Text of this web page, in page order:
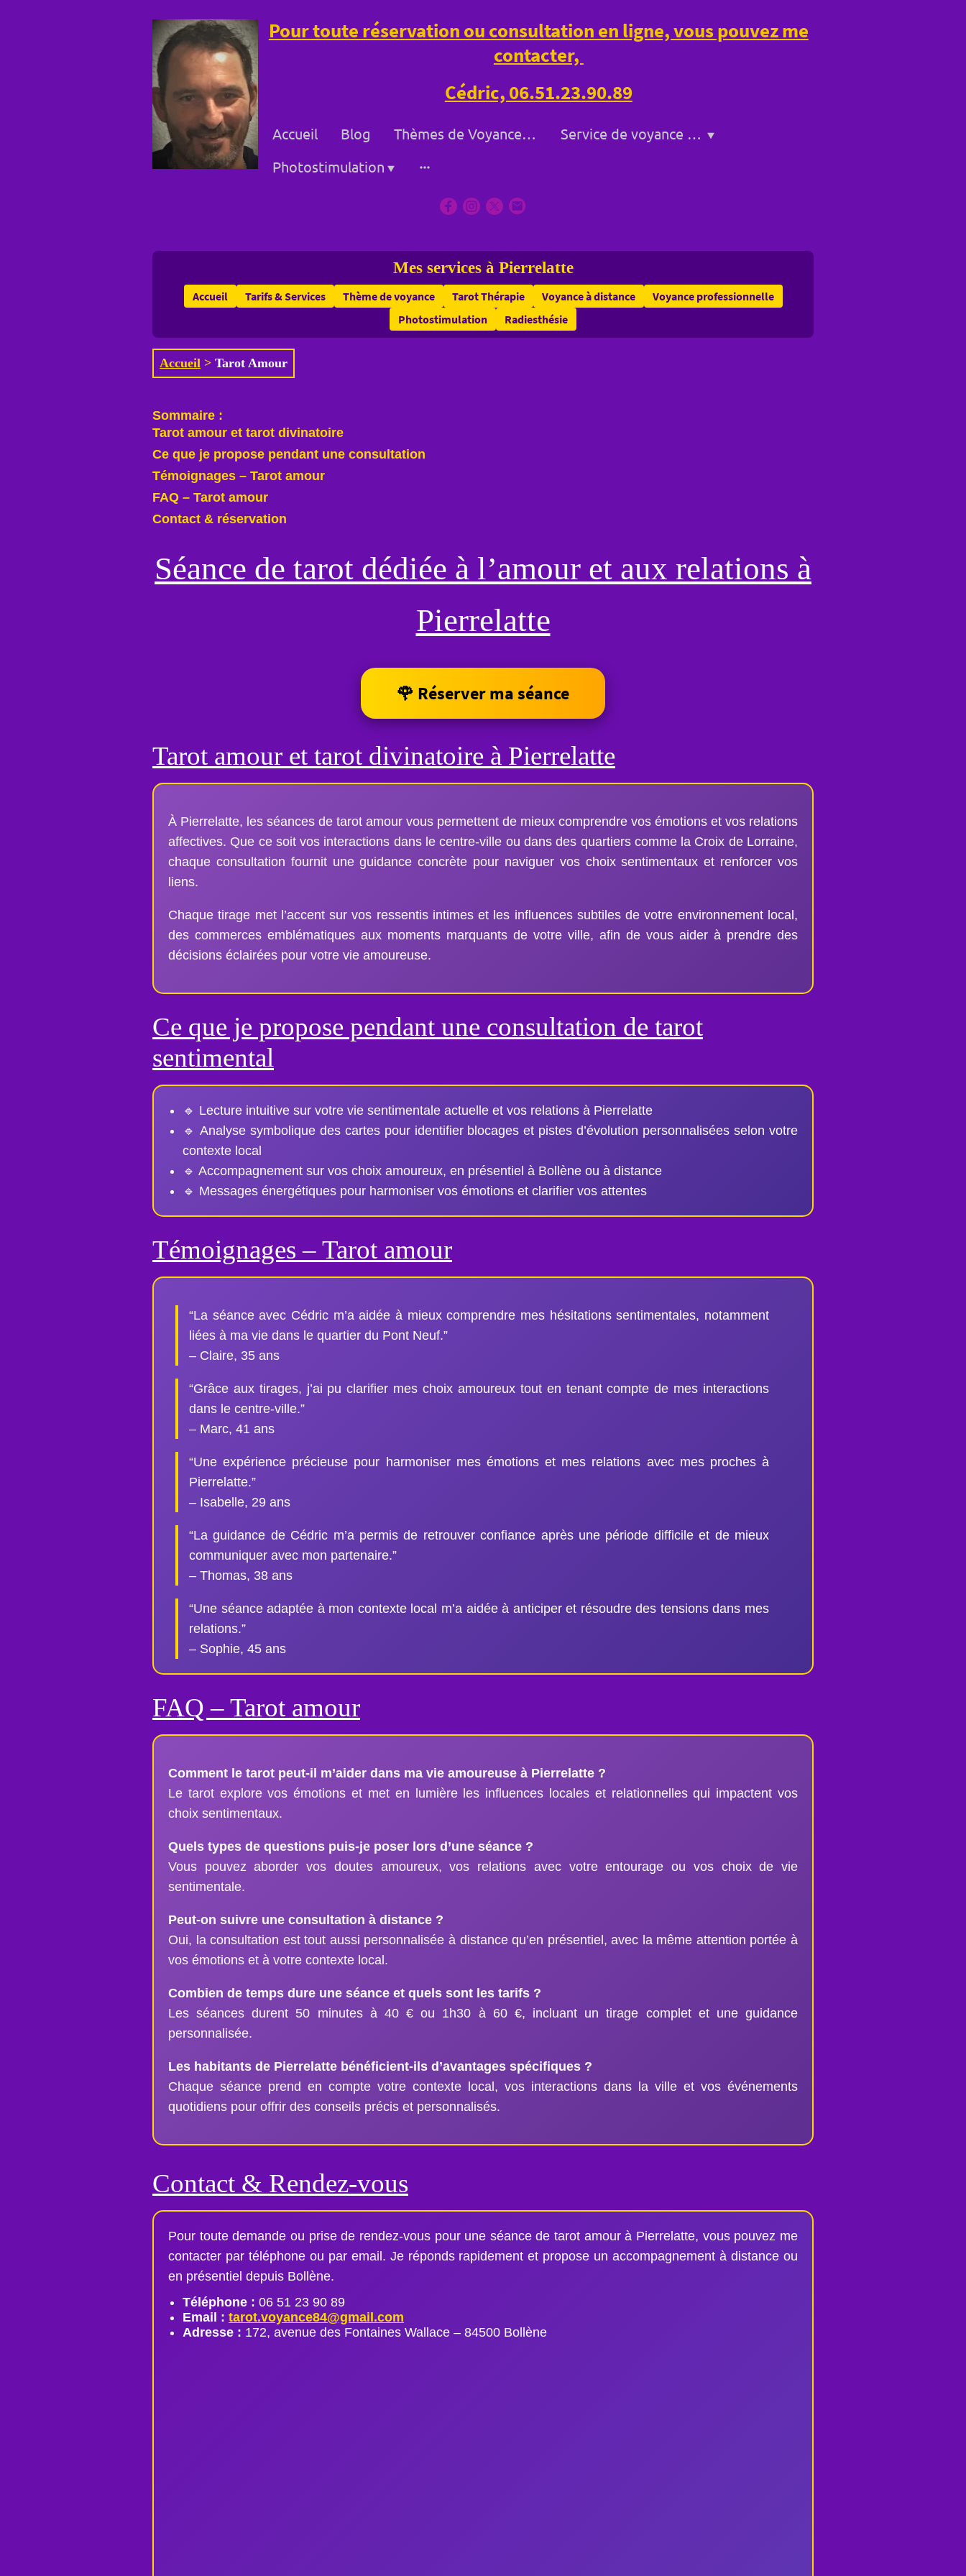
Pour toute réservation ou consultation en ligne, vous pouvez me
contacter,
Cédric, 06.51.23.90.89
Accueil Blog Thèmes de Voyance à Bollène et à Distance
Service de voyance a Bollène
Photostimulation
Mes services à Pierrelatte
Accueil Tarifs & Services Thème de voyance Tarot Thérapie Voyance à distance
Voyance professionnelle
Photostimulation
Radiesthésie
Accueil > Tarot Amour
Sommaire :
Tarot amour et tarot divinatoire
Ce que je propose pendant une consultation
Témoignages – Tarot amour
FAQ – Tarot amour
Contact & réservation
Séance de tarot dédiée à l’amour et aux relations à
Pierrelatte
🌹 Réserver ma séance
Tarot amour et tarot divinatoire à Pierrelatte
À Pierrelatte, les séances de tarot amour vous permettent de mieux comprendre vos émotions et vos relations
affectives. Que ce soit vos interactions dans le centre-ville ou dans des quartiers comme la Croix de Lorraine,
chaque consultation fournit une guidance concrète pour naviguer vos choix sentimentaux et renforcer vos
liens.
Chaque tirage met l’accent sur vos ressentis intimes et les influences subtiles de votre environnement local,
des commerces emblématiques aux moments marquants de votre ville, afin de vous aider à prendre des
décisions éclairées pour votre vie amoureuse.
Ce que je propose pendant une consultation de tarot
sentimental
🔹 Lecture intuitive sur votre vie sentimentale actuelle et vos relations à Pierrelatte
🔹 Analyse symbolique des cartes pour identifier blocages et pistes d’évolution personnalisées selon votre
contexte local
🔹 Accompagnement sur vos choix amoureux, en présentiel à Bollène ou à distance
🔹 Messages énergétiques pour harmoniser vos émotions et clarifier vos attentes
Témoignages – Tarot amour
“La séance avec Cédric m’a aidée à mieux comprendre mes hésitations sentimentales, notamment
liées à ma vie dans le quartier du Pont Neuf.”
– Claire, 35 ans
“Grâce aux tirages, j’ai pu clarifier mes choix amoureux tout en tenant compte de mes interactions
dans le centre-ville.”
– Marc, 41 ans
“Une expérience précieuse pour harmoniser mes émotions et mes relations avec mes proches à
Pierrelatte.”
– Isabelle, 29 ans
“La guidance de Cédric m’a permis de retrouver confiance après une période difficile et de mieux
communiquer avec mon partenaire.”
– Thomas, 38 ans
“Une séance adaptée à mon contexte local m’a aidée à anticiper et résoudre des tensions dans mes
relations.”
– Sophie, 45 ans
FAQ – Tarot amour
Comment le tarot peut-il m’aider dans ma vie amoureuse à Pierrelatte ?
Le tarot explore vos émotions et met en lumière les influences locales et relationnelles qui impactent vos
choix sentimentaux.
Quels types de questions puis-je poser lors d’une séance ?
Vous pouvez aborder vos doutes amoureux, vos relations avec votre entourage ou vos choix de vie
sentimentale.
Peut-on suivre une consultation à distance ?
Oui, la consultation est tout aussi personnalisée à distance qu’en présentiel, avec la même attention portée à
vos émotions et à votre contexte local.
Combien de temps dure une séance et quels sont les tarifs ?
Les séances durent 50 minutes à 40 € ou 1h30 à 60 €, incluant un tirage complet et une guidance
personnalisée.
Les habitants de Pierrelatte bénéficient-ils d’avantages spécifiques ?
Chaque séance prend en compte votre contexte local, vos interactions dans la ville et vos événements
quotidiens pour offrir des conseils précis et personnalisés.
Contact & Rendez-vous
Pour toute demande ou prise de rendez-vous pour une séance de tarot amour à Pierrelatte, vous pouvez me
contacter par téléphone ou par email. Je réponds rapidement et propose un accompagnement à distance ou
en présentiel depuis Bollène.
Téléphone : 06 51 23 90 89
Email : tarot.voyance84@gmail.com
Adresse : 172, avenue des Fontaines Wallace – 84500 Bollène